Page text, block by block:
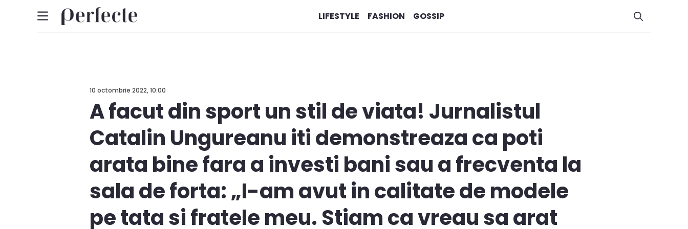
LIFESTYLE FASHION GOSSIP
10 octombrie 2022, 10:00
A facut din sport un stil de viata! Jurnalistul
Catalin Ungureanu iti demonstreaza ca poti
arata bine fara a investi bani sau a frecventa la
sala de forta: „I-am avut in calitate de modele
pe tata si fratele meu. Stiam ca vreau sa arat